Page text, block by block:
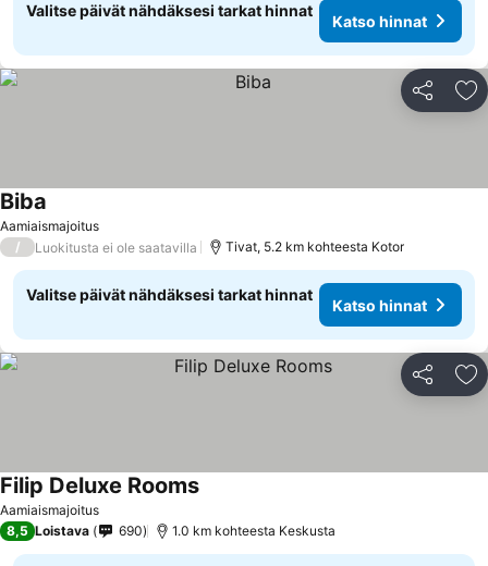
Valitse päivät nähdäksesi tarkat hinnat
Katso hinnat
Jaa
Aamiaismajoitus
Biba
/ Luokitusta ei ole saatavilla Tivat, 5.2 km kohteesta Kotor
Valitse päivät nähdäksesi tarkat hinnat
Katso hinnat
Jaa
Aamiaismajoitus
Filip Deluxe Rooms
8,5 Loistava 690 1.0 km kohteesta Keskusta